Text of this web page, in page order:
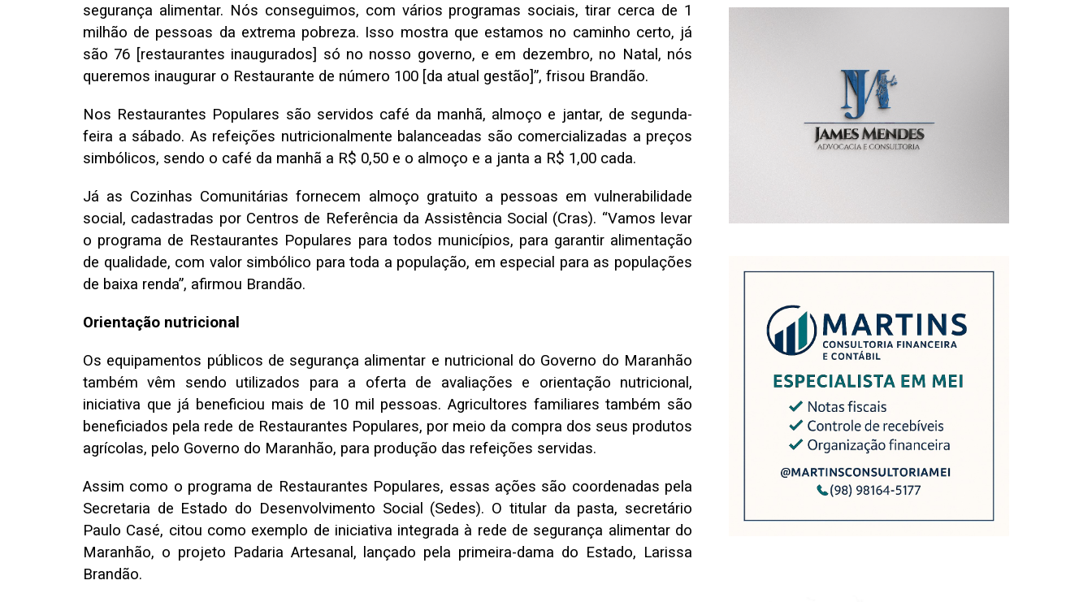
segurança alimentar. Nós conseguimos, com vários programas sociais, tirar cerca de 1
milhão de pessoas da extrema pobreza. Isso mostra que estamos no caminho certo, já
são 76 [restaurantes inaugurados] só no nosso governo, e em dezembro, no Natal, nós
queremos inaugurar o Restaurante de número 100 [da atual gestão]”, frisou Brandão.
Nos Restaurantes Populares são servidos café da manhã, almoço e jantar, de segunda-
feira a sábado. As refeições nutricionalmente balanceadas são comercializadas a preços
simbólicos, sendo o café da manhã a R$ 0,50 e o almoço e a janta a R$ 1,00 cada.
Já as Cozinhas Comunitárias fornecem almoço gratuito a pessoas em vulnerabilidade
social, cadastradas por Centros de Referência da Assistência Social (Cras). “Vamos levar
o programa de Restaurantes Populares para todos municípios, para garantir alimentação
de qualidade, com valor simbólico para toda a população, em especial para as populações
de baixa renda”, afirmou Brandão.
Orientação nutricional
Os equipamentos públicos de segurança alimentar e nutricional do Governo do Maranhão
também vêm sendo utilizados para a oferta de avaliações e orientação nutricional,
iniciativa que já beneficiou mais de 10 mil pessoas. Agricultores familiares também são
beneficiados pela rede de Restaurantes Populares, por meio da compra dos seus produtos
agrícolas, pelo Governo do Maranhão, para produção das refeições servidas.
Assim como o programa de Restaurantes Populares, essas ações são coordenadas pela
Secretaria de Estado do Desenvolvimento Social (Sedes). O titular da pasta, secretário
Paulo Casé, citou como exemplo de iniciativa integrada à rede de segurança alimentar do
Maranhão, o projeto Padaria Artesanal, lançado pela primeira-dama do Estado, Larissa
Brandão.